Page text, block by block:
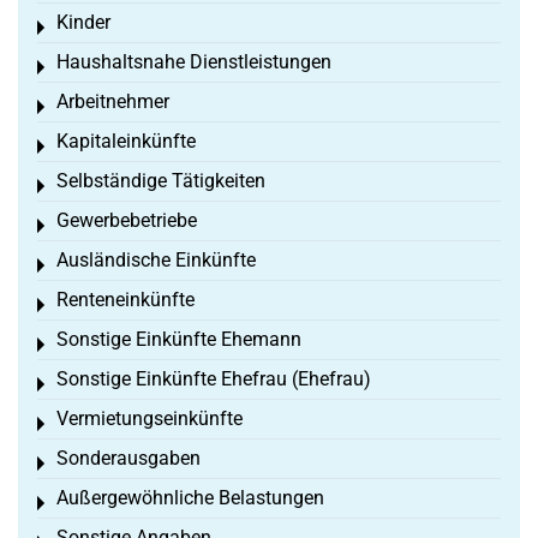
Kinder
Toggle menu
Haushaltsnahe Dienstleistungen
Toggle menu
Arbeitnehmer
Toggle menu
Kapitaleinkünfte
Toggle menu
Selbständige Tätigkeiten
Toggle menu
Gewerbebetriebe
Toggle menu
Ausländische Einkünfte
Toggle menu
Renteneinkünfte
Toggle menu
Sonstige Einkünfte Ehemann
Toggle menu
Sonstige Einkünfte Ehefrau (Ehefrau)
Toggle menu
Vermietungseinkünfte
Toggle menu
Sonderausgaben
Toggle menu
Außergewöhnliche Belastungen
Toggle menu